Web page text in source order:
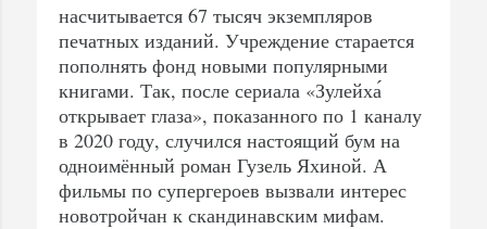
насчитывается 67 тысяч экземпляров
печатных изданий. Учреждение старается
пополнять фонд новыми популярными
книгами. Так, после сериала «Зулейха́
открывает глаза», показанного по 1 каналу
в 2020 году, случился настоящий бум на
одноимённый роман Гузель Яхиной. А
фильмы по супергероев вызвали интерес
новотройчан к скандинавским мифам.